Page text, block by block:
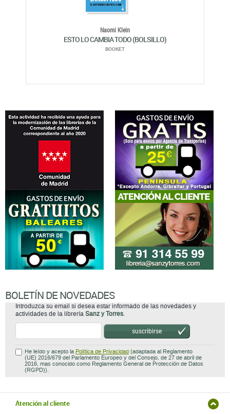
Naomi Klein
ESTO LO CAMBIA TODO (BOLSILLO)
BOOKET
BOLETÍN DE NOVEDADES
Introduzca su email si desea estar informado de las novedades y
actividades de la librería Sanz y Torres.
suscribirse
He leído y acepto la Política de Privacidad (adaptada al Reglamento
(UE) 2016/679 del Parlamento Europeo y del Consejo, de 27 de abril de
2016, mas conocido como Reglamento General de Protección de Datos
(RGPD)).
Atención al cliente